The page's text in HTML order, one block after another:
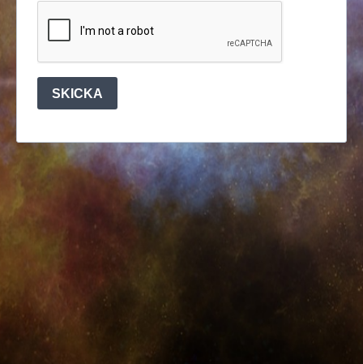
SKICKA